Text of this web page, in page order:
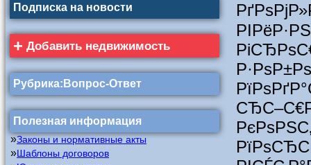
Подписка на новости
+ Добавить недвижимость
Рубрика:Вопрос-Ответ
Полезная информация
»Законы и нормативные акты
»Шаблоны договоров